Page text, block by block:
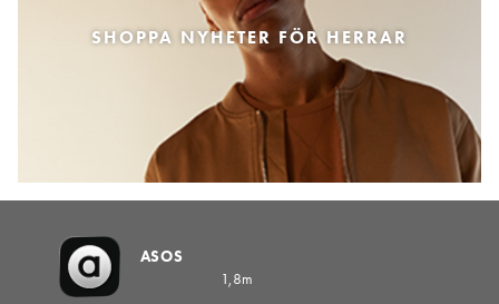
SHOPPA NYHETER FÖR HERRAR
ASOS
1,8m